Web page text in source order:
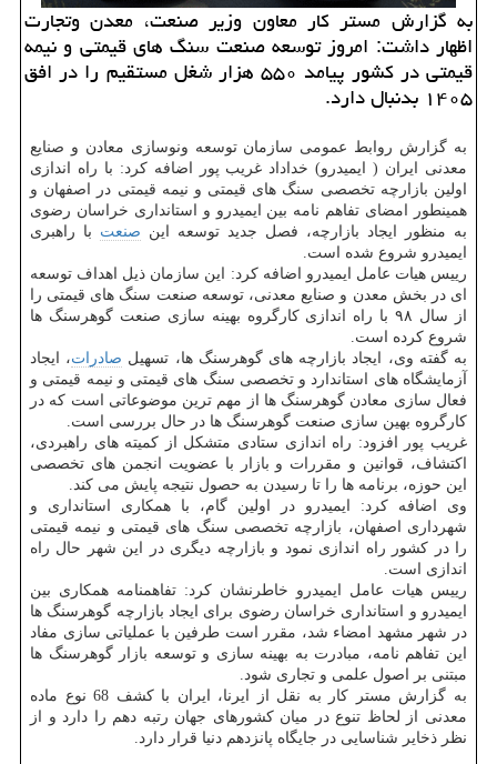
به گزارش مستر كار معاون وزیر صنعت، معدن وتجارت
اظهار داشت: امروز توسعه صنعت سنگ های قیمتی و نیمه
قیمتی در كشور پیامد ۵۵۰ هزار شغل مستقیم را در افق
۱۴۰۵ بدنبال دارد.
به گزارش روابط عمومی سازمان توسعه ونوسازی معادن و صنایع
معدنی ایران ( ایمیدرو) خداداد غریب پور اضافه کرد: با راه اندازی
اولین بازارچه تخصصی سنگ های قیمتی و نیمه قیمتی در اصفهان و
همینطور امضای تفاهم نامه بین ایمیدرو و استانداری خراسان رضوی
به منظور ایجاد بازارچه، فصل جدید توسعه این صنعت با راهبری
ایمیدرو شروع شده است.
رییس هیات عامل ایمیدرو اضافه کرد: این سازمان ذیل اهداف توسعه
ای در بخش معدن و صنایع معدنی، توسعه صنعت سنگ های قیمتی را
از سال ۹۸ با راه اندازی کارگروه بهینه سازی صنعت گوهرسنگ ها
شروع کرده است.
به گفته وی، ایجاد بازارچه های گوهرسنگ ها، تسهیل صادرات، ایجاد
آزمایشگاه های استاندارد و تخصصی سنگ های قیمتی و نیمه قیمتی و
فعال سازی معادن گوهرسنگ ها از مهم ترین موضوعاتی است که در
کارگروه بهین سازی صنعت گوهرسنگ ها در حال بررسی است.
غریب پور افزود: راه اندازی ستادی متشکل از کمیته های راهبردی،
اکتشاف، قوانین و مقررات و بازار با عضویت انجمن های تخصصی
این حوزه، برنامه ها را تا رسیدن به حصول نتیجه پایش می کند.
وی اضافه کرد: ایمیدرو در اولین گام، با همکاری استانداری و
شهرداری اصفهان، بازارچه تخصصی سنگ های قیمتی و نیمه قیمتی
را در کشور راه اندازی نمود و بازارچه دیگری در این شهر حال راه
اندازی است.
رییس هیات عامل ایمیدرو خاطرنشان کرد: تفاهمنامه همکاری بین
ایمیدرو و استانداری خراسان رضوی برای ایجاد بازارچه گوهرسنگ ها
در شهر مشهد امضاء شد، مقرر است طرفین با عملیاتی سازی مفاد
این تفاهم نامه، مبادرت به بهینه سازی و توسعه بازار گوهرسنگ ها
مبتنی بر اصول علمی و تجاری شود.
به گزارش مستر کار به نقل از ایرنا، ایران با کشف 68 نوع ماده
معدنی از لحاظ تنوع در میان کشورهای جهان رتبه دهم را دارد و از
نظر ذخایر شناسایی در جایگاه پانزدهم دنیا قرار دارد.